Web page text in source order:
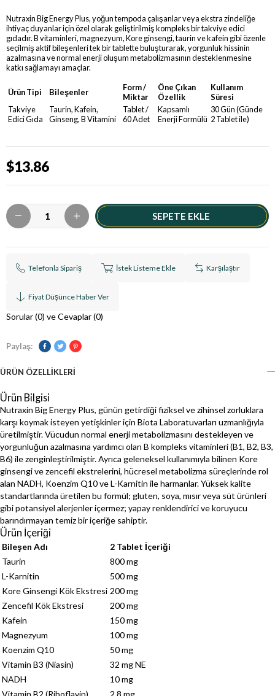
Nutraxin Big Energy Plus, yoğun tempoda çalışanlar veya ekstra zindeliğe
ihtiyaç duyanlar için özel olarak geliştirilmiş kompleks bir takviye edici
gıdadır. B vitaminleri, magnezyum, Kore ginsengi, taurin ve kafein gibi özenle
seçilmiş aktif bileşenleri tek bir tablette buluşturarak, yorgunluk hissinin
azalmasına ve normal enerji oluşum metabolizmasının desteklenmesine
katkı sağlamayı amaçlar.
Ürün Tipi Bileşenler
Form /
Miktar
Öne Çıkan
Özellik
Kullanım
Süresi
Takviye
Edici Gıda
Taurin, Kafein,
Ginseng, B Vitamini
Tablet /
60 Adet
Kapsamlı
Enerji Formülü
30 Gün (Günde
2 Tablet ile)
$13.86
Telefonla Sipariş İstek Listeme Ekle Karşılaştır
Fiyat Düşünce Haber Ver
Sorular (0) ve Cevaplar (0)
Paylaş:
ÜRÜN ÖZELLIKLERI
Ürün Bilgisi
Nutraxin Big Energy Plus, günün getirdiği fiziksel ve zihinsel zorluklara
karşı koymak isteyen yetişkinler için Biota Laboratuvarları uzmanlığıyla
üretilmiştir. Vücudun normal enerji metabolizmasını destekleyen ve
yorgunluğun azalmasına yardımcı olan B kompleks vitaminleri (B1, B2, B3,
B6) ile zenginleştirilmiştir. Ayrıca geleneksel kullanımıyla bilinen Kore
ginsengi ve zencefil ekstrelerini, hücresel metabolizma süreçlerinde rol
alan NADH, Koenzim Q10 ve L-Karnitin ile harmanlar. Yüksek kalite
standartlarında üretilen bu formül; gluten, soya, mısır veya süt ürünleri
gibi potansiyel alerjenler içermez; yapay renklendirici ve koruyucu
barındırmayan temiz bir içeriğe sahiptir.
Ürün İçeriği
Bileşen Adı
2 Tablet İçeriği
Taurin
800 mg
L-Karnitin
500 mg
Kore Ginsengi Kök Ekstresi 200 mg
Zencefil Kök Ekstresi
200 mg
Kafein
150 mg
Magnezyum
100 mg
Koenzim Q10
50 mg
Vitamin B3 (Niasin)
32 mg NE
NADH
10 mg
Vitamin B2 (Riboflavin)
2,8 mg